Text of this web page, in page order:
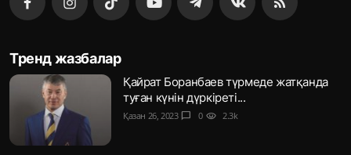
Тренд жазбалар
Қайрат Боранбаев түрмеде жатқанда
туған күнін дүркіреті...
Қазан 26, 2023 chat_bubble 0 visibility 2.3k